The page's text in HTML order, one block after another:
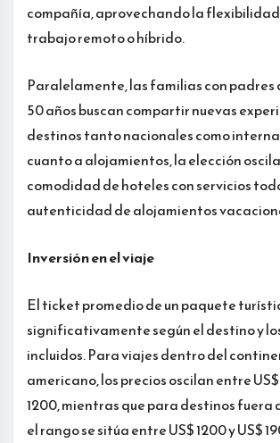
compañía, aprovechando la
trabajo remoto o híbrido.
Paralelamente, las familias con padres
50 años buscan compartir nuevas
destinos tanto nacionales como
cuanto a alojamientos, la elección
comodidad de hoteles con servicios
autenticidad de alojamientos
Inversión en el viaje
El ticket promedio de un paquete
significativamente según el destino y
incluidos. Para viajes dentro del
americano, los precios oscilan entre US$
1200, mientras que para destinos
el rango se sitúa entre US$ 1200 y US$